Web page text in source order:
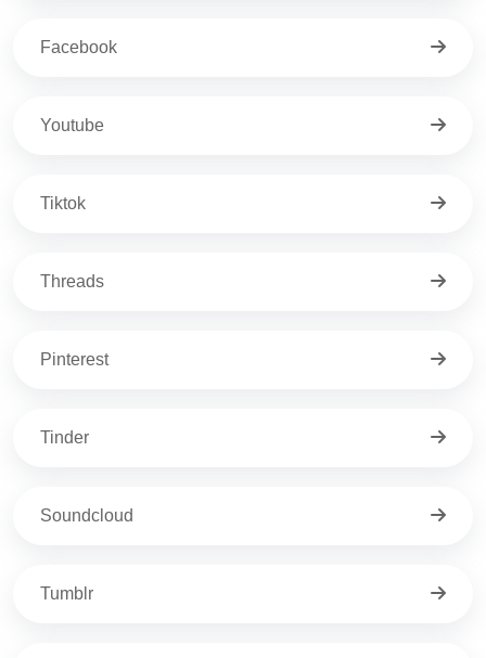
Facebook
Youtube
Tiktok
Threads
Pinterest
Tinder
Soundcloud
Tumblr